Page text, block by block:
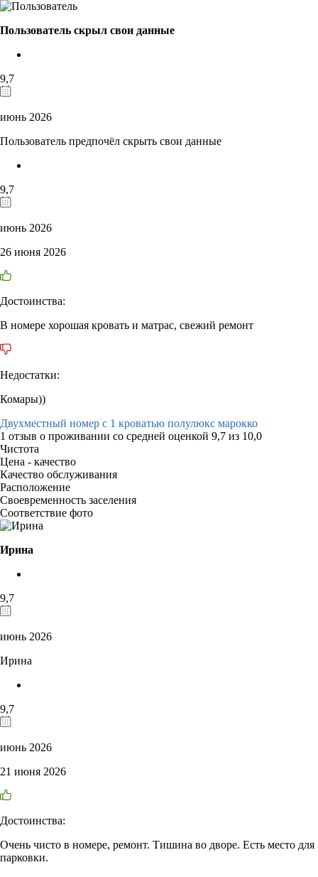
Пользователь скрыл свои данные
9,7
июнь 2026
Пользователь предпочёл скрыть свои данные
9,7
июнь 2026
26 июня 2026
Достоинства:
В номере хорошая кровать и матрас, свежий ремонт
Недостатки:
Комары))
Двухместный номер с 1 кроватью полулюкс марокко
1 отзыв о проживании со средней оценкой 9,7 из 10,0
Чистота
Цена - качество
Качество обслуживания
Расположение
Своевременность заселения
Соответствие фото
Ирина
9,7
июнь 2026
Ирина
9,7
июнь 2026
21 июня 2026
Достоинства:
Очень чисто в номере, ремонт. Тишина во дворе. Есть место для
парковки.